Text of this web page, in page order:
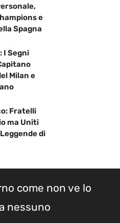
e
Spagna
I Segni
Milan e
Fratelli
ma Uniti
di
come non ve lo
nessuno